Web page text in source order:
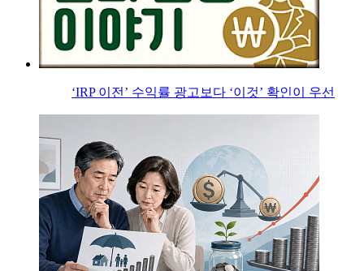
‘IRP 이전’ 수익률 광고보다 ‘이것’ 확인이 우선